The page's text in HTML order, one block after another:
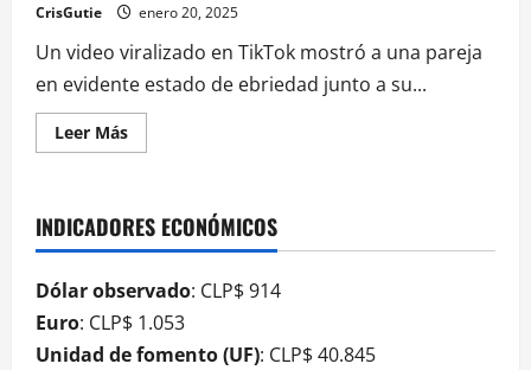
CrisGutie enero 20, 2025
Un video viralizado en TikTok mostró a una pareja
en evidente estado de ebriedad junto a su...
Leer Más
INDICADORES ECONÓMICOS
Dólar observado: CLP$ 914
Euro: CLP$ 1.053
Unidad de fomento (UF): CLP$ 40.845